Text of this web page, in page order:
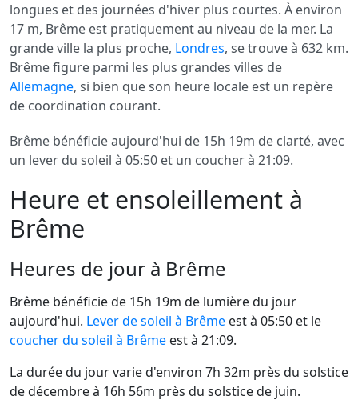
longues et des journées d'hiver plus courtes. À environ
17 m, Brême est pratiquement au niveau de la mer. La
grande ville la plus proche, Londres, se trouve à 632 km.
Brême figure parmi les plus grandes villes de
Allemagne, si bien que son heure locale est un repère
de coordination courant.
Brême bénéficie aujourd'hui de 15h 19m de clarté, avec
un lever du soleil à 05:50 et un coucher à 21:09.
Heure et ensoleillement à
Brême
Heures de jour à Brême
Brême bénéficie de 15h 19m de lumière du jour
aujourd'hui. Lever de soleil à Brême est à 05:50 et le
coucher du soleil à Brême est à 21:09.
La durée du jour varie d'environ 7h 32m près du solstice
de décembre à 16h 56m près du solstice de juin.